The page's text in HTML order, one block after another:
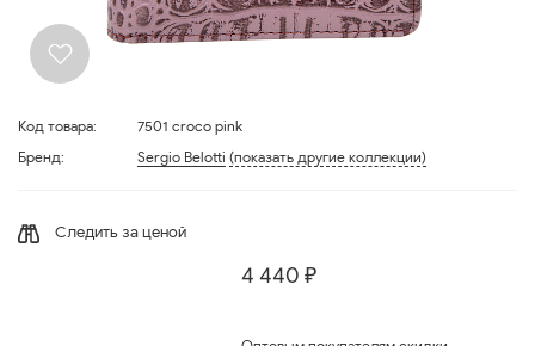
Код товара:
7501 croco pink
Бренд:
Sergio Belotti (показать другие коллекции)
Следить за ценой
4 440 ₽